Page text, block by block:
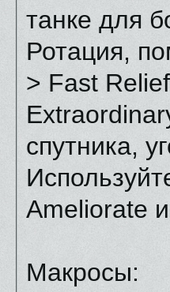
танке для
Ротация,
> Fast
спутника,
Ameliorate
Макросы: